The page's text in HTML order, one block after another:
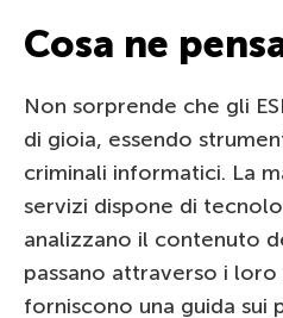
Cosa ne
Non sorprende che gli
di gioia, essendo
criminali informatici. La
servizi dispone di
analizzano il contenuto
passano attraverso i
forniscono una guida sui